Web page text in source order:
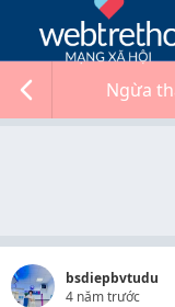
Ngừa
bsdiepbvtudu
4 năm trước